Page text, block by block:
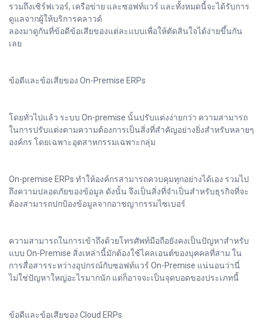
รวมถึงเซิร์ฟเวอร์, เครือข่าย และซอฟท์แวร์ และทั้งหมดนี้จะได้รับการ
ดูแลจากผู้ให้บริการคลาวด์
ลองมาดูกันที่ข้อดีข้อเสียของแต่ละแบบเพื่อให้ตัดสินใจได้ง่ายขึ้นกัน
เลย
ข้อดีและข้อเสียของ On-Premise ERPs
โดยทั่วไปแล้ว ระบบ On-premise นั้นปรับแต่งง่ายกว่า ความสามารถ
ในการปรับแต่งตามความต้องการเป็นสิ่งที่สำคัญอย่างยิ่งสำหรับหลายๆ
องค์กร โดยเฉพาะอุตสาหกรรมเฉพาะกลุ่ม
On-premise ERPs ทำให้องค์กรสามารถควบคุมทุกอย่างได้เอง รวมไป
ถึงความปลอดภัยของข้อมูล ดังนั้น จึงเป็นสิ่งที่จำเป็นสำหรับธุรกิจที่จะ
ต้องสามารถปกป้องข้อมูลจากอาชญากรรมไซเบอร์
ความสามารถในการเข้าถึงด้วยโทรศัพท์มือถือยังคงเป็นปัญหาสำหรับ
แบบ On-Premise สิ่งเหล่านี้มักต้องใช้ไคลเอนต์ของบุคคลที่สาม ใน
การสื่อสารระหว่างอุปกรณ์กับซอฟท์แวร์ On-Premise แน่นอนว่านี่
ไม่ใช่ปัญหาใหญ่อะไรมากนัก แต่ก็อาจจะเป็นจุดบอดของประเภทนี้
ข้อดีและข้อเสียของ Cloud ERPs